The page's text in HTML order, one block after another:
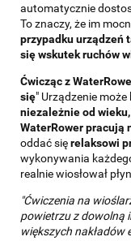
automatycznie
To znaczy, że im
przypadku urządzeń
się wskutek ruchów
Ćwicząc z
się" Urządzenie
niezależnie od
WaterRower pracują
oddać sięrelaksowi
wykonywania
realnie wiosłował
"Ćwiczenia na
powietrzu z dowolną
większych nakładów